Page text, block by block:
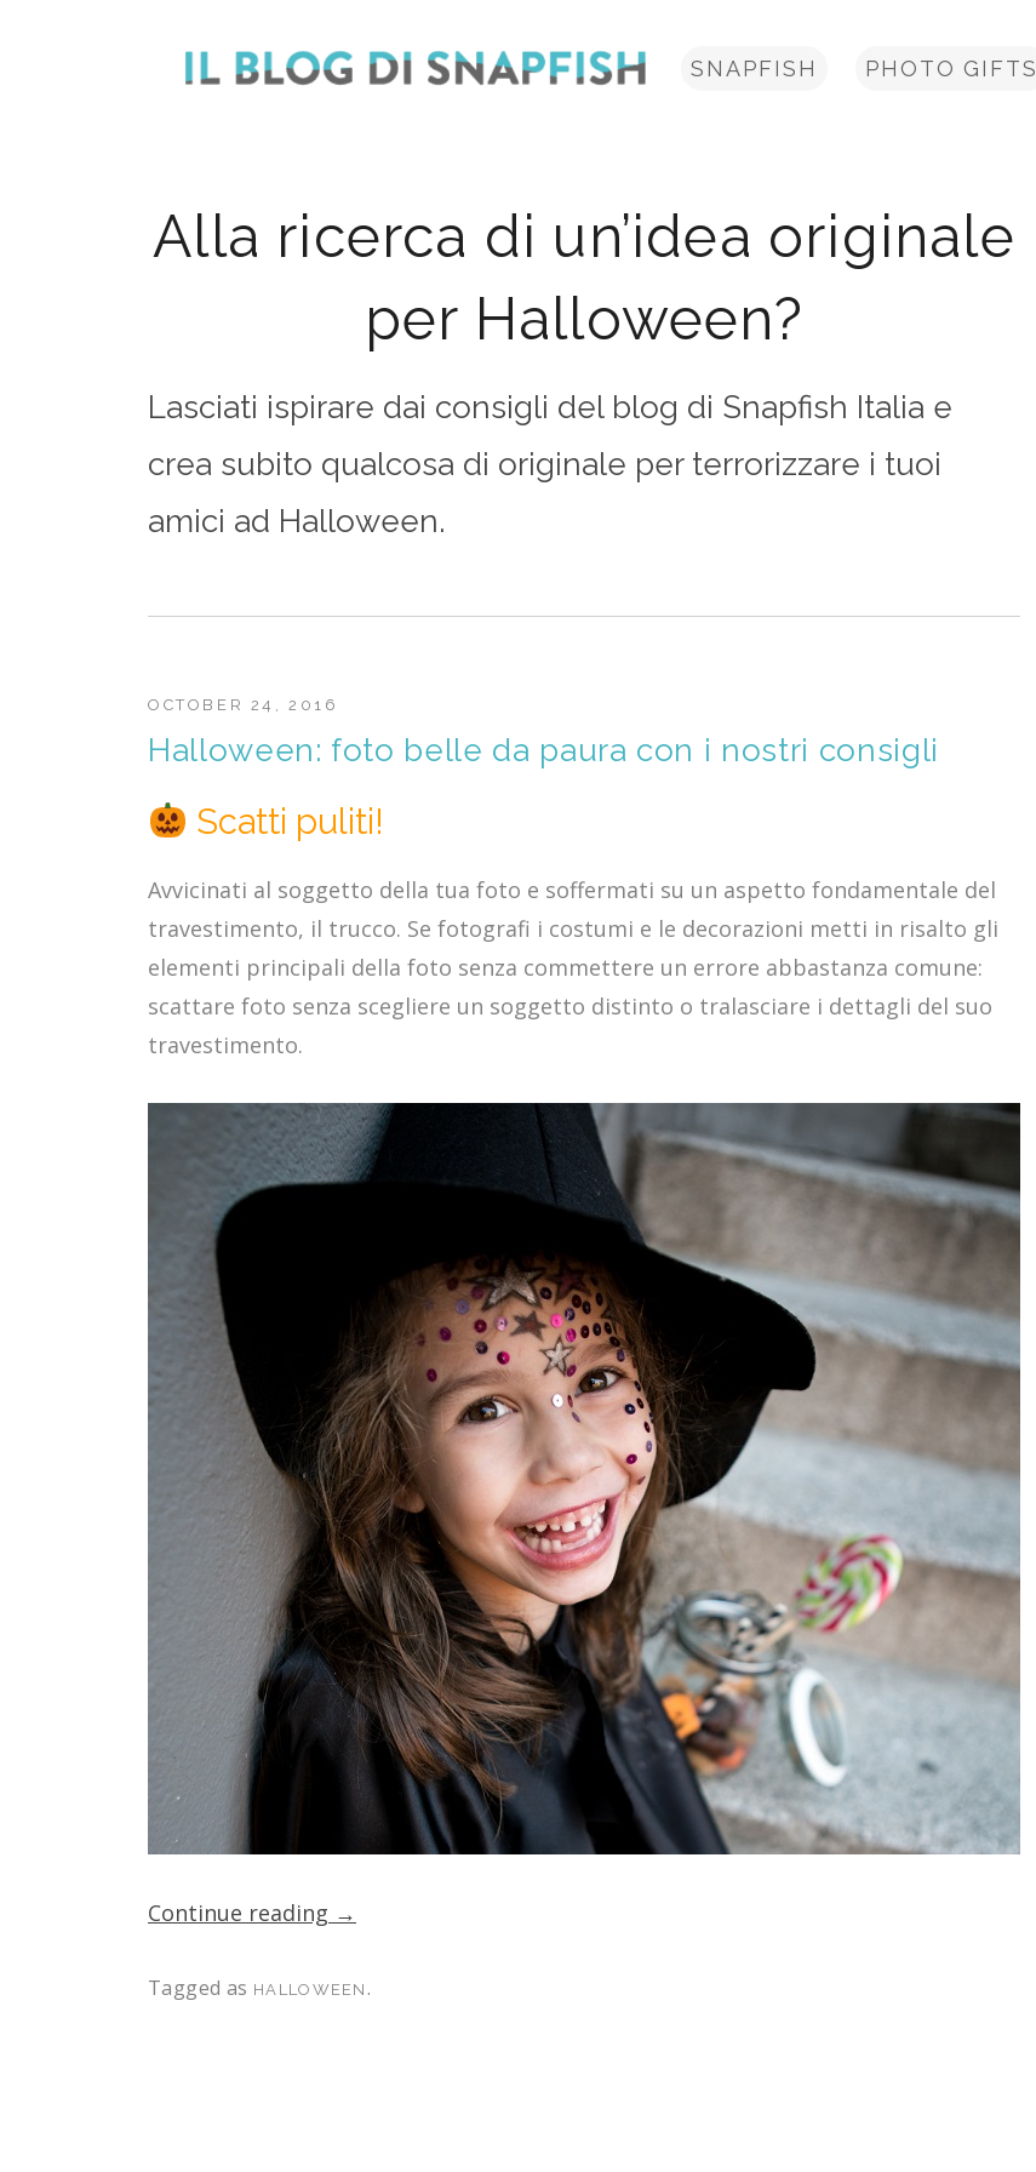
SNAPFISH PHOTO GIFTS
Alla ricerca di un’idea originale
per Halloween?
Lasciati ispirare dai consigli del blog di Snapfish Italia e
crea subito qualcosa di originale per terrorizzare i tuoi
amici ad Halloween.
Halloween: foto belle da paura con i nostri consigli
OCTOBER 24, 2016
Scatti puliti!
Avvicinati al soggetto della tua foto e soffermati su un aspetto fondamentale del
travestimento, il trucco. Se fotografi i costumi e le decorazioni metti in risalto gli
elementi principali della foto senza commettere un errore abbastanza comune:
scattare foto senza scegliere un soggetto distinto o tralasciare i dettagli del suo
travestimento.
Continue reading →
Tagged as HALLOWEEN .